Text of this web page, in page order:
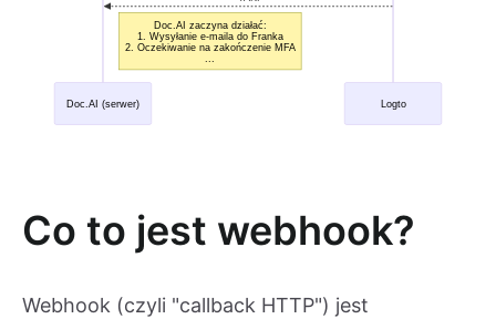
Co to jest webhook?
Webhook (czyli "callback HTTP") jest